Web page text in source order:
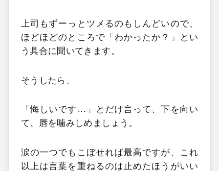
上司もずーっとツメるのもしんどいので、
ほどほどのところで「わかったか？」とい
う具合に聞いてきます。
そうしたら、
「悔しいです…」とだけ言って、下を向い
て、唇を噛みしめましょう。
涙の一つでもこぼせれば最高ですが、これ
以上は言葉を重ねるのは止めたほうがいい